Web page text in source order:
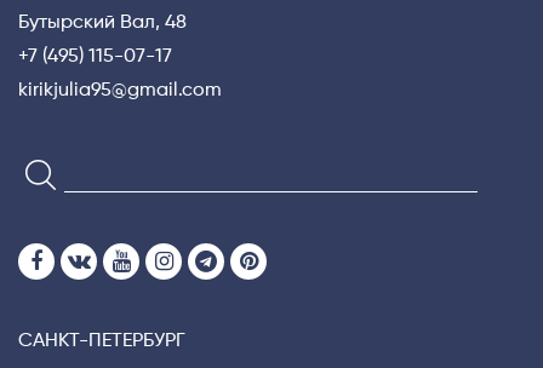
Бутырский Вал, 48
+7 (495) 115-07-17
kirikjulia95@gmail.com
САНКТ-ПЕТЕРБУРГ